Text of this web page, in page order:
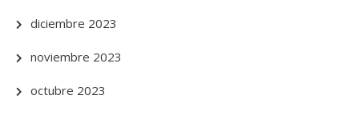
diciembre 2023
noviembre 2023
octubre 2023